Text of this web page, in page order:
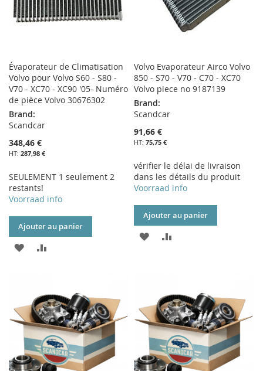
Évaporateur de Climatisation
Volvo pour Volvo S60 - S80 -
V70 - XC70 - XC90 '05- Numéro
de pièce Volvo 30676302
Brand:
Scandcar
348,46 €
287,98 €
SEULEMENT 1 seulement 2
restants!
Voorraad info
Ajouter au panier
AJOUTER
LISTE
D’ENVIE
Volvo Evaporateur Airco Volvo
850 - S70 - V70 - C70 - XC70
Volvo piece no 9187139
Brand:
Scandcar
91,66 €
75,75 €
vérifier le délai de livraison
dans les détails du produit
Voorraad info
Ajouter au panier
AJOUTER
LISTE
D’ENVIE